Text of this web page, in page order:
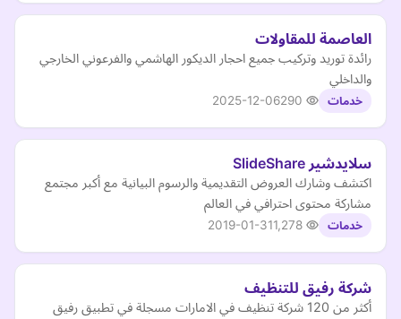
العاصمة للمقاولات
رائدة توريد وتركيب جميع احجار الديكور الهاشمي والفرعوني الخارجي
والداخلي
خدمات 2025-12-06
سلايدشير SlideShare
اكتشف وشارك العروض التقديمية والرسوم البيانية مع أكبر مجتمع
مشاركة محتوى احترافي في العالم
خدمات 2019-01-31
شركة رفيق للتنظيف
أكثر من 120 شركة تنظيف في الامارات مسجلة في تطبيق رفيق